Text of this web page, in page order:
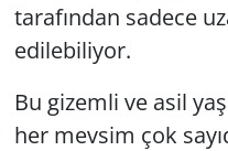
tarafından sadece
edilebiliyor.
Bu gizemli ve asil
her mevsim çok